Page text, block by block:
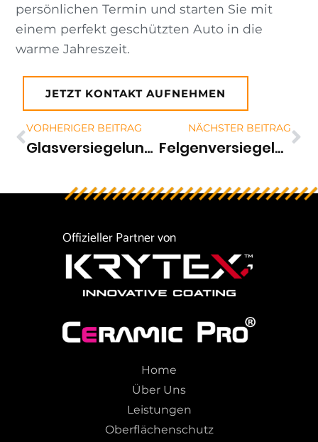
persönlichen Termin und starten Sie mit
einem perfekt geschützten Auto in die
warme Jahreszeit.
JETZT KONTAKT AUFNEHMEN
VORHERIGER BEITRAG
Glasversiegelung Fürs Auto: Klare Sicht Bei Regen, Schnee Und Schmutz
NÄCHSTER BEITRAG
Felgenversiegelung: Warum Ihre Felgen Mehr Schutz Brauchen Als Sie Denken
Offizieller Partner von
Home
Über Uns
Leistungen
Oberflächenschutz